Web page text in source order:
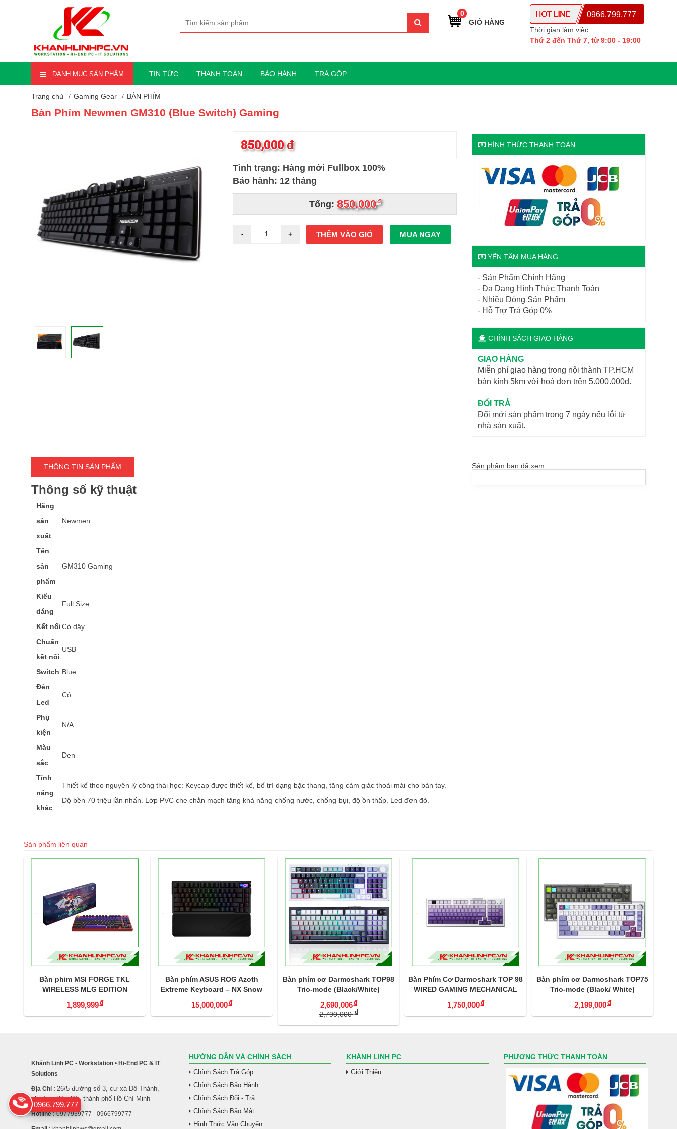
0966.799.777
Thời gian làm việc
Thứ 2 đến Thứ 7, từ 9:00 - 19:00
0
GIỎ HÀNG
DANH MỤC SẢN PHẨM TIN TỨC THANH TOÁN BẢO HÀNH TRẢ GÓP
Trang chủ Gaming Gear BÀN PHÍM
Bàn Phím Newmen GM310 (Blue Switch) Gaming
850,000đ
Tình trạng: Hàng mới Fullbox 100%
Bảo hành: 12 tháng
Tổng: 850,000đ
THÊM VÀO GIỎ MUA NGAY
HÌNH THỨC THANH TOÁN
YÊN TÂM MUA HÀNG
- Sản Phẩm Chính Hãng
- Đa Dạng Hình Thức Thanh Toán
- Nhiều Dòng Sản Phẩm
- Hỗ Trợ Trả Góp 0%
CHÍNH SÁCH GIAO HÀNG
GIAO HÀNG
Miễn phí giao hàng trong nội thành TP.HCM
bán kính 5km với hoá đơn trên 5.000.000đ.
ĐỔI TRẢ
Đổi mới sản phẩm trong 7 ngày nếu lỗi từ
nhà sản xuất.
THÔNG TIN SẢN PHẨM
Thông số kỹ thuật
Hãng
sản
xuất
Newmen
Tên
sản
phẩm
GM310 Gaming
Kiểu
dáng
Full Size
Kết nốiCó dây
Chuẩn
kết nối
USB
Switch Blue
Đèn
Led
Có
Phụ
kiện
N/A
Màu
sắc
Đen
Tính
năng
khác
Thiết kế theo nguyên lý công thái học: Keycap được thiết kế, bố trí dạng bặc thang, tăng cảm giác thoải mái cho bàn tay.
Độ bền 70 triệu lần nhấn. Lớp PVC che chắn mạch tăng khả năng chống nước, chống bụi, độ ồn thấp. Led đơn đỏ.
Sản phẩm bạn đã xem
Sản phẩm liên quan
Bàn phím ASUS ROG Azoth
Extreme Keyboard – NX Snow
Switch
15,000,000
Bàn phím cơ Darmoshark TOP98
Trio-mode (Black/White)
2,690,006
Bàn Phím Cơ Darmoshark TOP 98
WIRED GAMING MECHANICAL
KEYBOARD
1,750,000
Bàn phím cơ Darmoshark TOP75
Trio-mode (Black/ White)
2,199,000
Bàn Phím Cơ Darmoshark K8 Trio-
mode Mechanical Keyboard
1,690,000
Khánh Linh PC - Workstation • Hi-End PC & IT
Solutions
Địa Chỉ : 26/5 đường số 3, cư xá Đô Thành,
phường Bàn Cờ, thành phố Hồ Chí Minh
Hotline :0977939777 - 0966799777
HƯỚNG DẪN VÀ CHÍNH SÁCH
Chính Sách Trả Góp
Chính Sách Bảo Hành
Chính Sách Đổi - Trả
Chính Sách Bảo Mật
Hình Thức Vận Chuyển
KHÁNH LINH PC
Giới Thiệu
PHƯƠNG THỨC THANH TOÁN
0966.799.777